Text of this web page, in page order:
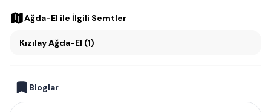
Ağda-El ile İlgili Semtler
Kızılay Ağda-El (1)
Bloglar